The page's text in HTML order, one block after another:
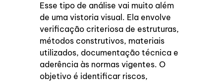
Esse tipo de análise vai muito além
de uma vistoria visual. Ela envolve
verificação criteriosa de estruturas,
métodos construtivos, materiais
utilizados, documentação técnica e
aderência às normas vigentes. O
objetivo é identificar riscos,